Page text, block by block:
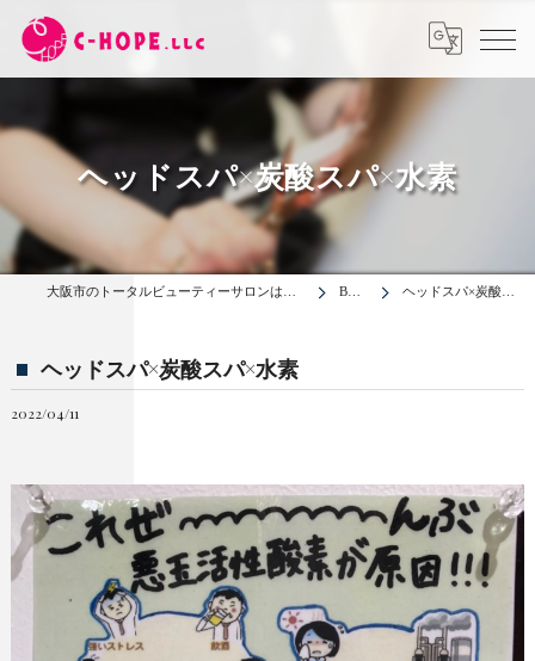
ヘッドスパ×炭酸スパ×水素
BLOG ヘッドスパ×炭酸スパ×水素
ヘッドスパ×炭酸スパ×水素
2022/04/11